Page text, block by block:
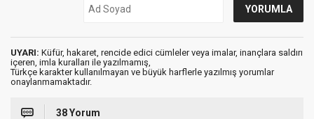
UYARI: Küfür, hakaret, rencide edici cümleler veya imalar, inançlara saldırı
içeren, imla kuralları ile yazılmamış,
Türkçe karakter kullanılmayan ve büyük harflerle yazılmış yorumlar
onaylanmamaktadır.
38 Yorum